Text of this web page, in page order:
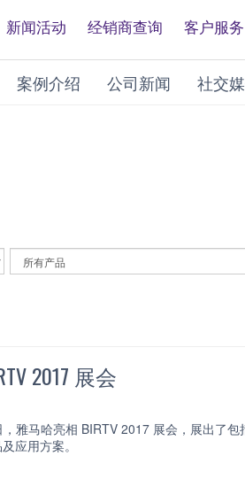
新闻活动 经销商查询 客户服务
案例介绍 公司新闻 社交
By
Article
2017 展会
雅马哈亮相 BIRTV 2017 展会，展出了
应用方案。